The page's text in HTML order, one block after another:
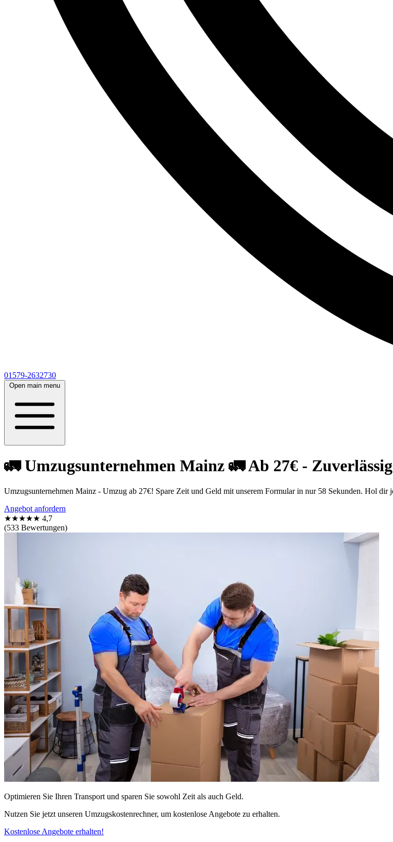
01579-2632730
Open main menu
🚛 Umzugsunternehmen Mainz 🚛 Ab 27€ -
Umzugsunternehmen Mainz - Umzug ab 27€! Spare Zeit und Geld mit unserem Formular in nur 58 Sekunden. Hol dir
Angebot anfordern
★★★★★ 4,7
(533 Bewertungen)
Optimieren Sie Ihren Transport und sparen Sie sowohl Zeit als auch Geld.
Nutzen Sie jetzt unseren Umzugskostenrechner, um kostenlose Angebote zu erhalten.
Kostenlose Angebote erhalten!